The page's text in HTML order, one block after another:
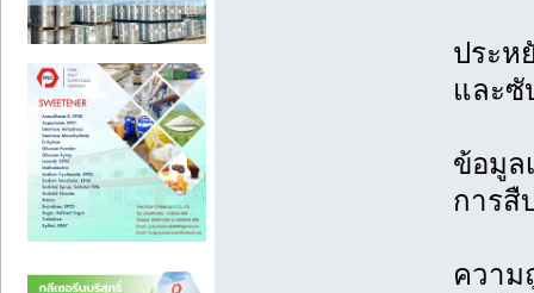
ประห
และซั
ข้อมูล
การสื
ความ